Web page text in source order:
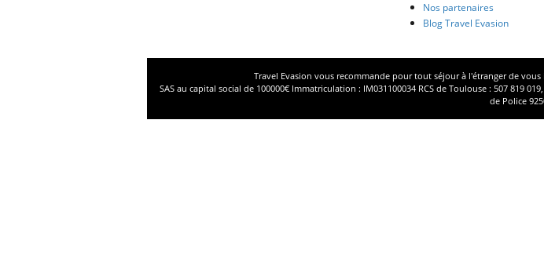
Nos partenaires
Blog Travel Evasion
Travel Evasion vous recommande pour tout séjour à l'étranger de
SAS au capital social de 100000€ Immatriculation : IM031100034 RCS de Toulouse : 507 819 019,
de Police